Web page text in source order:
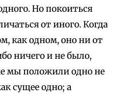
Но покоиться
от иного. Когда
как одном, оно ни от
ничего и не было,
мы положили одно не
сущее одно; а